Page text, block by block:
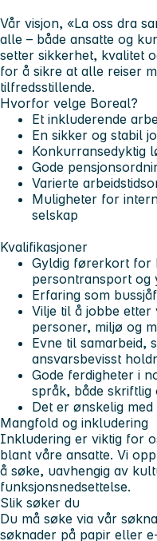
Vår visjon, «La oss dra
alle – både ansatte og
setter sikkerhet, kvalitet
for å sikre at alle reiser
tilfredsstillende.
Hvorfor velge Boreal?
Et inkluderende
En sikker og stabil
Konkurransedyktig
Gode
Varierte
Muligheter for
selskap
Kvalifikasjoner
Gyldig førerkort for
persontransport og
Erfaring som
Vilje til å jobbe
personer, miljø og
Evne til samarbeid,
ansvarsbevisst
Gode ferdigheter i
språk, både skriftlig
Det er ønskelig
Mangfold og inkludering
Inkludering er viktig for
blant våre ansatte. Vi
å søke, uavhengig av
funksjonsnedsettelse.
Slik søker du
Du må søke via vår
søknader på papir eller